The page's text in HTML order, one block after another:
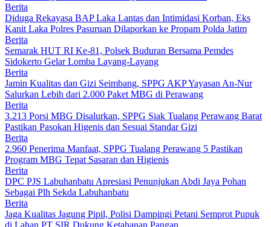
Berita
Diduga Rekayasa BAP Laka Lantas dan Intimidasi Korban, Eks
Kanit Laka Polres Pasuruan Dilaporkan ke Propam Polda Jatim
Berita
Semarak HUT RI Ke-81, Polsek Buduran Bersama Pemdes
Sidokerto Gelar Lomba Layang-Layang
Berita
Jamin Kualitas dan Gizi Seimbang, SPPG AKP Yayasan An-Nur
Salurkan Lebih dari 2.000 Paket MBG di Perawang
Berita
3.213 Porsi MBG Disalurkan, SPPG Siak Tualang Perawang Barat
Pastikan Pasokan Higenis dan Sesuai Standar Gizi
Berita
2.960 Penerima Manfaat, SPPG Tualang Perawang 5 Pastikan
Program MBG Tepat Sasaran dan Higienis
Berita
DPC PJS Labuhanbatu Apresiasi Penunjukan Abdi Jaya Pohan
Sebagai Plh Sekda Labuhanbatu
Berita
Jaga Kualitas Jagung Pipil, Polisi Dampingi Petani Semprot Pupuk
di Lahan PT SIR Dukung Ketahanan Pangan